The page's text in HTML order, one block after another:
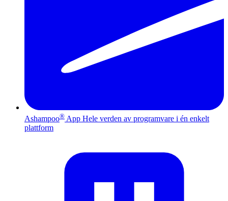
Ashampoo® App Hele verden av programvare i én enkelt
plattform